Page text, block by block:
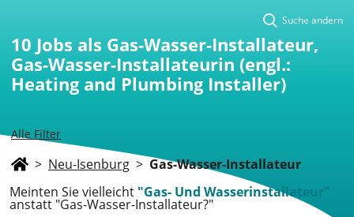
Alle Filter
Suche ändern
10 Jobs als Gas-Wasser-Installateur,
Gas-Wasser-Installateurin (engl.:
Heating and Plumbing Installer)
> Neu-Isenburg > Gas-Wasser-Installateur
Meinten Sie vielleicht "Gas- Und Wasserinstallateur"
anstatt "Gas-Wasser-Installateur?"